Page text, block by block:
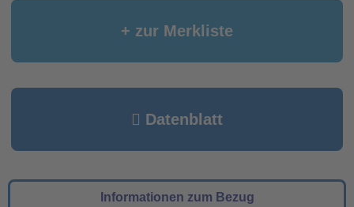
+ zur Merkliste
Datenblatt
Informationen zum Bezug